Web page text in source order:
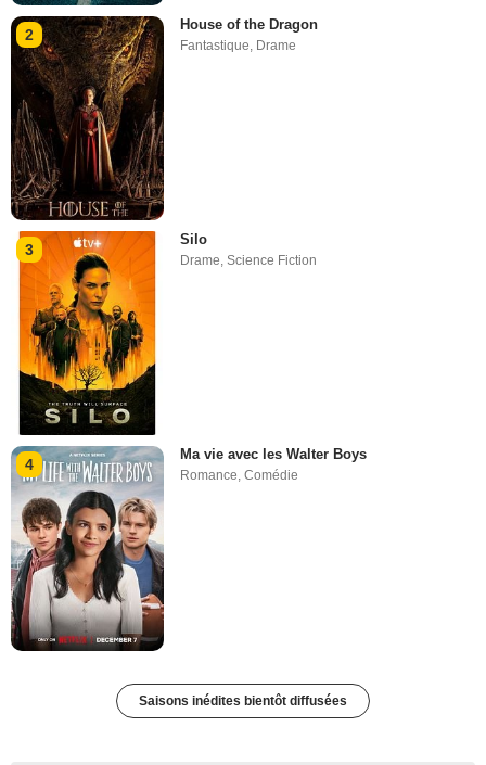
2
House of the Dragon
Fantastique Drame
3
Silo
Drame,Science Fiction
4
Ma vie avec les Walter Boys
Romance,Comédie
Saisons inédites bientôt diffusées